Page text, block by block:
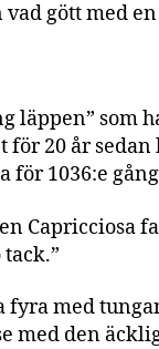
gött med
läppen” som
för 20 år sedan
för 1036:e
Capricciosa
fyra med
med den